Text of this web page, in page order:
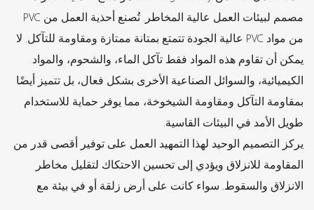
مصمم لبيئات العمل عالية المخاطر. تُصنع أحذية العمل من PVC
من مواد PVC عالية الجودة تتمتع بمتانة ممتازة ومقاومة للتآكل. لا
يمكن أن تقاوم هذه المواد فقط تآكل الماء، والشحوم، والمواد
الكيميائية، والسوائل الصناعية الأخرى بشكل فعال، بل تتميز أيضًا
بمقاومة التآكل ومقاومة الشيخوخة، مما يوفر حماية للاستخدام
طويل الأمد في البيئات القاسية.
يركز التصميم الوحيد لهذا التمهيد العمل على توفير أقصى قدر من
المقاومة للانزلاق ويؤدي إلى تحسين الاحتكاك لتقليل مخاطر
الانزلاق والسقوط. سواء كانت على أرض زلقة أو في بيئة مع